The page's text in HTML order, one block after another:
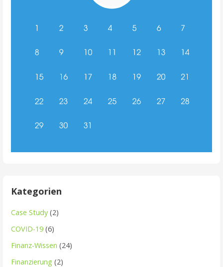
Kategorien
Case Study (2)
COVID-19 (6)
Finanz-Wissen (24)
Finanzierung (2)